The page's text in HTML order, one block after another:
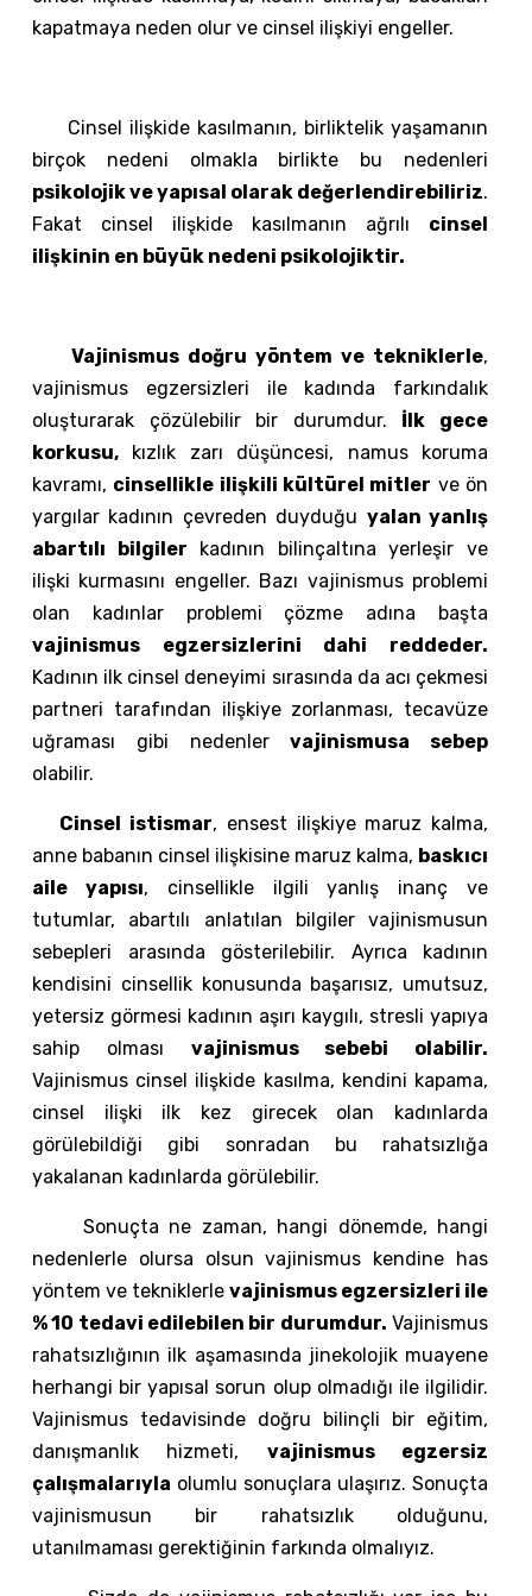
kapatmaya neden olur ve cinsel ilişkiyi engeller.
Cinsel ilişkide kasılmanın, birliktelik yaşamanın
birçok nedeni olmakla birlikte bu nedenleri
psikolojik ve yapısal olarak değerlendirebiliriz.
Fakat cinsel ilişkide kasılmanın ağrılı cinsel
ilişkinin en büyük nedeni psikolojiktir.
Vajinismus doğru yöntem ve tekniklerle,
vajinismus egzersizleri ile kadında farkındalık
oluşturarak çözülebilir bir durumdur. İlk gece
korkusu, kızlık zarı düşüncesi, namus koruma
kavramı, cinsellikle ilişkili kültürel mitler ve ön
yargılar kadının çevreden duyduğu yalan yanlış
abartılı bilgiler kadının bilinçaltına yerleşir ve
ilişki kurmasını engeller. Bazı vajinismus problemi
olan kadınlar problemi çözme adına başta
vajinismus egzersizlerini dahi reddeder.
Kadının ilk cinsel deneyimi sırasında da acı çekmesi
partneri tarafından ilişkiye zorlanması, tecavüze
uğraması gibi nedenlervajinismusa sebep
olabilir.
Cinsel istismar, ensest ilişkiye maruz kalma,
anne babanın cinsel ilişkisine maruz kalma, baskıcı
aile yapısı, cinsellikle ilgili yanlış inanç ve
tutumlar, abartılı anlatılan bilgiler vajinismusun
sebepleri arasında gösterilebilir. Ayrıca kadının
kendisini cinsellik konusunda başarısız, umutsuz,
yetersiz görmesi kadının aşırı kaygılı, stresli yapıya
sahip olması vajinismus sebebi olabilir.
Vajinismus cinsel ilişkide kasılma, kendini kapama,
cinsel ilişki ilk kez girecek olan kadınlarda
görülebildiği gibi sonradan bu rahatsızlığa
yakalanan kadınlarda görülebilir.
Sonuçta ne zaman, hangi dönemde, hangi
nedenlerle olursa olsun vajinismus kendine has
yöntem ve tekniklerle vajinismus egzersizleri ile
% 10 tedavi edilebilen bir durumdur. Vajinismus
rahatsızlığının ilk aşamasında jinekolojik muayene
herhangi bir yapısal sorun olup olmadığı ile ilgilidir.
Vajinismus tedavisinde doğru bilinçli bir eğitim,
danışmanlık hizmeti, vajinismus egzersiz
çalışmalarıyla olumlu sonuçlara ulaşırız. Sonuçta
vajinismusun bir rahatsızlık olduğunu,
utanılmaması gerektiğinin farkında olmalıyız.